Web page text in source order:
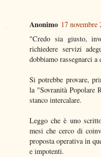
Anonimo 17
"Credo sia giusto,
richiedere servizi
dobbiamo rassegnarci
Si potrebbe provare,
la "Sovranità Popolare
stanco intercalare.
Leggo che è uno
mesi che cerco di
proposta operativa in
e impotenti.